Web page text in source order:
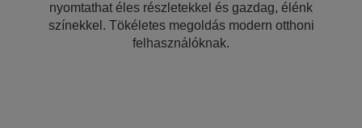
nyomtathat éles részletekkel és gazdag, élénk
színekkel. Tökéletes megoldás modern otthoni
felhasználóknak.